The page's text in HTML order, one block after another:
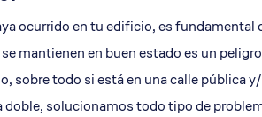
ocurrido en tu edificio, es
mantienen en buen estado es un
sobre todo si está en una calle pública
doble, solucionamos todo tipo de